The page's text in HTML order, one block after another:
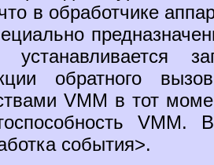
в обработчике
устанавливается
обратного
VMM в тот
VMM.
события>.